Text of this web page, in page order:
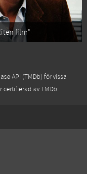
film”
API (TMDb) för vissa
av TMDb.